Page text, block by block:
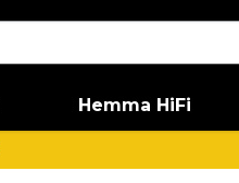
Hemma HiFi